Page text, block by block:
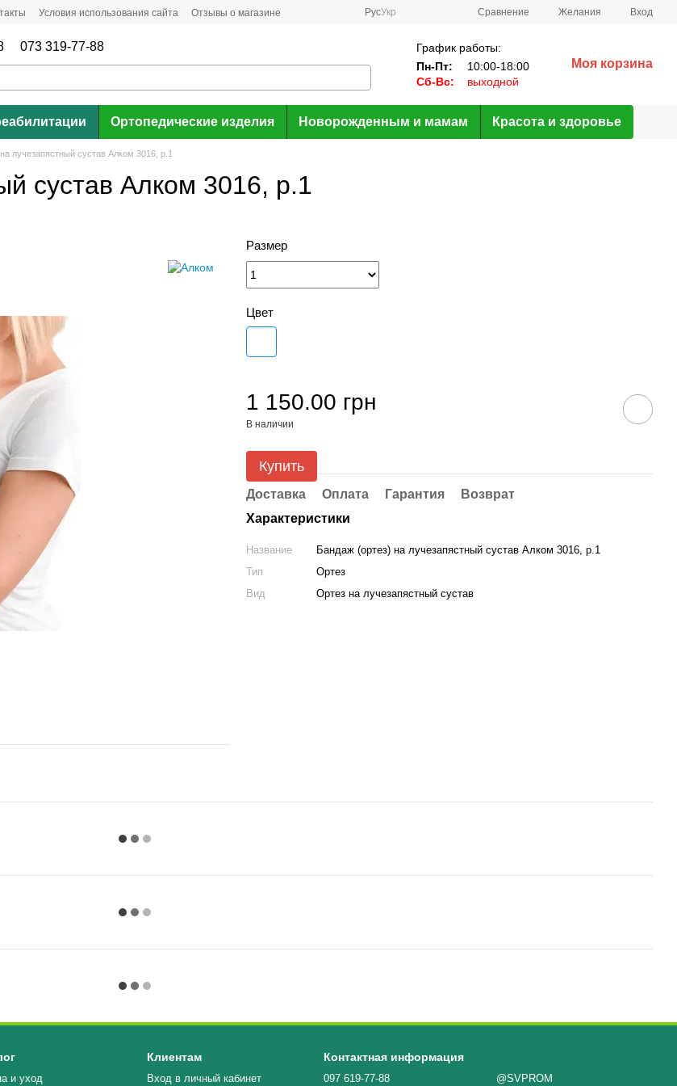
Условия использования сайта Отзывы о магазине РусУкр Сравнение Желания Вход
073 319-77-88
График работы:
Пн-Пт:
10:00-18:00
Сб-Вс:
выходной
Моя корзина
Ортопедические изделия Новорожденным и мамам Красота и здоровье
лучезапястный сустав Алком 3016, р.1
сустав Алком 3016, р.1
Размер
Цвет
1 150.00 грн
В наличии
Купить
Доставка Оплата Гарантия
Возврат
Характеристики
Название
Бандаж (ортез) на лучезапястный сустав Алком 3016, р.1
Тип
Ортез
Вид
Ортез на лучезапястный сустав
и уход
Клиентам
Вход в личный кабинет
Контактная информация
097 619-77-88 @SVPROM